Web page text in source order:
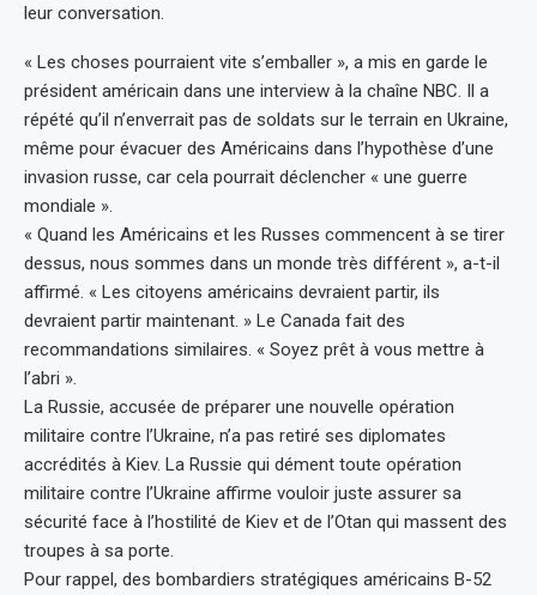
leur conversation.
« Les choses pourraient vite s’emballer », a mis en garde le
président américain dans une interview à la chaîne NBC. Il a
répété qu’il n’enverrait pas de soldats sur le terrain en Ukraine,
même pour évacuer des Américains dans l’hypothèse d’une
invasion russe, car cela pourrait déclencher « une guerre
mondiale ».
« Quand les Américains et les Russes commencent à se tirer
dessus, nous sommes dans un monde très différent », a-t-il
affirmé. « Les citoyens américains devraient partir, ils
devraient partir maintenant. » Le Canada fait des
recommandations similaires. « Soyez prêt à vous mettre à
l’abri ».
La Russie, accusée de préparer une nouvelle opération
militaire contre l’Ukraine, n’a pas retiré ses diplomates
accrédités à Kiev. La Russie qui dément toute opération
militaire contre l’Ukraine affirme vouloir juste assurer sa
sécurité face à l’hostilité de Kiev et de l’Otan qui massent des
troupes à sa porte.
Pour rappel, des bombardiers stratégiques américains B-52